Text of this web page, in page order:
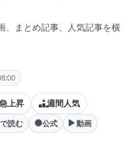
、まとめ記事、人気記事を横
上昇 週間人気
読む 公式
動画